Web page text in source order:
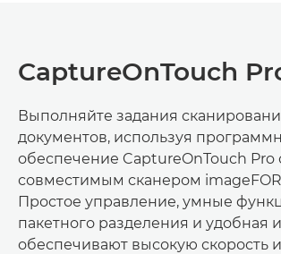
CaptureOnTouch
Выполняйте задания
документов, используя
обеспечение CaptureOnTouch Pro
совместимым сканером
Простое управление, умные
пакетного разделения и удобная
обеспечивают высокую скорость и